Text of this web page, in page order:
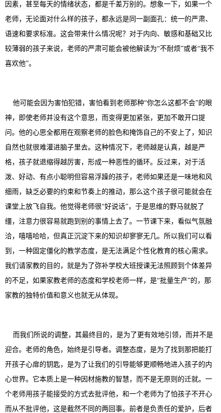
因素，甚至每天的情绪状态，都是千差万别的。想象一下，如果一个
老师，无论面对什么样的孩子，都永远是同一副面孔：统一的严肃、
语速和要求标准。这会带来什么情况呢？对于内向、敏感和基础又比
较薄弱的孩子来说，老师的严肃可能会被他解读为“不耐烦”或者“我不
喜欢他”。
他可能会因为害怕犯错，害怕看到老师那种“你怎么这都不会”的眼
神，即使老师并没有这个意思，而变得更加紧张，更加不敢开口提
问。他的心思全都用在观察老师的脸色和掩饰自己的不安上了，知识
自然也就很难灌进脑子里去。这种情况下，老师越是认真，越是严
格，孩子就退缩得越厉害，形成一种恶性的循环。反过来，对于活
泼、好动、有点小聪明但容易浮躁的孩子，老师如果还是一味地和风
细雨，缺乏必要的约束和节奏上的推动，那么这个孩子很可能就会在
课堂上放飞自我。他觉得老师很“好说话”，于是思维的野马就脱了
缰，注意力很容易就跑到别的事情上去了。一节课下来，看似气氛融
洽，嘻嘻哈哈，但真正沉淀下来的知识却寥寥无几。所以我们可以看
到，一种固定僵化的教学态度，是无法满足个性化教育的核心需求。
我们请家教的目的，就是为了弥补学校大班授课无法照顾到个体差异
的不足，如果家教老师的态度和学校老师一样，是“批量生产”的，那
家教的独特价值和意义也就无从体现。
而我们所说的调整，其最终目的，是为了更有效地引领，而并不是
迎合。老师的角色，始终是引导者。调整态度，是为了找到那把能打
开孩子心扉的钥匙，是为了让我们的引导能够更顺畅地进入孩子的内
心世界。它本质上是一种因材施教的智慧，而不是无原则的迁就。一
个老师用孩子能接受的方式去批评他，和一个老师为了怕孩子不开心
而从不批评他，这是截然不同的两回事。前者是负责任的爱护，后者